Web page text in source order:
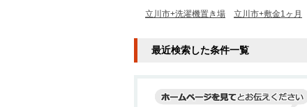
立川市+洗濯機置き場 立川市+敷金1ヶ月
最近検索した条件一覧